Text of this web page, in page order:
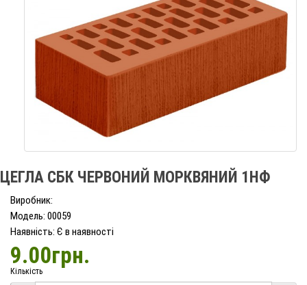
ЦЕГЛА СБК ЧЕРВОНИЙ МОРКВЯНИЙ 1НФ
Виробник:
Модель: 00059
Наявність: Є в наявності
9.00грн.
Кількість